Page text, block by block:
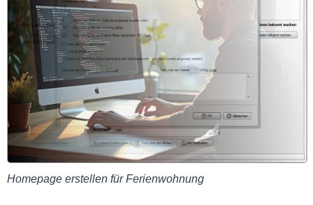
Homepage erstellen für Ferienwohnung